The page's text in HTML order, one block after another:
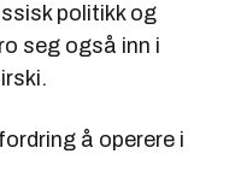
politikk og
seg også inn i
å operere i